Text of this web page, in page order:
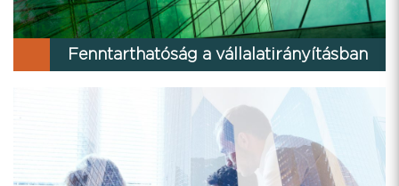
Fenntarthatóság a vállalatirányításban